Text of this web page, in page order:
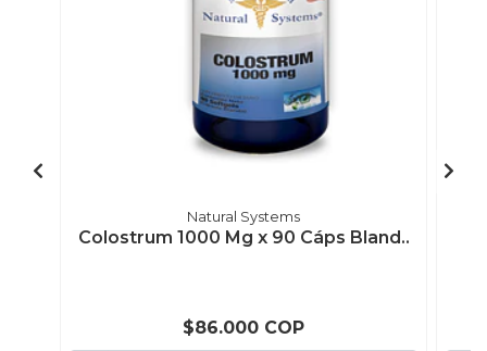
Natural Systems
Colostrum 1000 Mg x 90 Cáps Bland..
$86.000 COP